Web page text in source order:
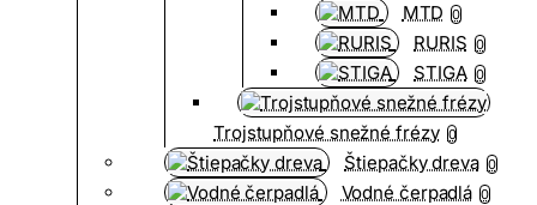
MTD 0
RURIS 0
STIGA 0
Trojstupňové snežné frézy 0
Štiepačky dreva 0
Vodné čerpadlá 0